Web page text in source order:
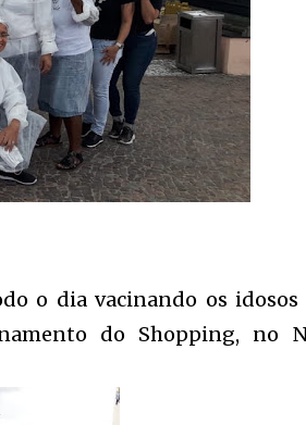
o dia vacinando os idosos
do Shopping, no